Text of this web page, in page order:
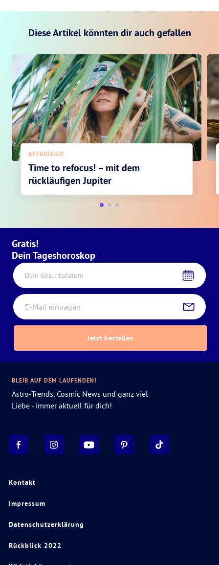
Diese Artikel könnten dir auch gefallen
ASTROLOGIE
Time to refocus! – mit dem
rückläufigen Jupiter
Gratis!
Dein Tageshoroskop
Dein Geburtsdatum
Jetzt bestellen
Kontakt
Impressum
Datenschutzerklärung
Rückblick 2022
BLEIB AUF DEM LAUFENDEN!
Astro-Trends, Cosmic News und ganz viel
Liebe - immer aktuell für dich!